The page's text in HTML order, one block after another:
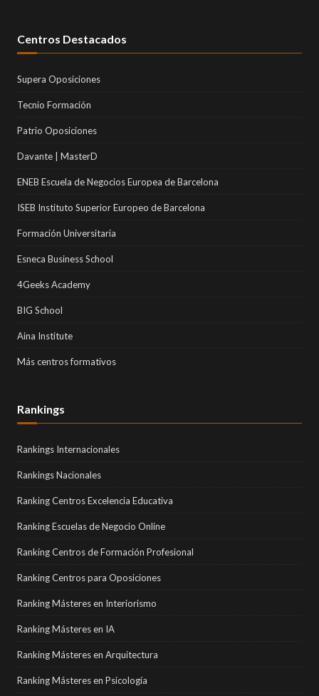
Centros Destacados
Supera Oposiciones
Tecnio Formación
Patrio Oposiciones
Davante | MasterD
ENEB Escuela de Negocios Europea de Barcelona
ISEB Instituto Superior Europeo de Barcelona
Formación Universitaria
Esneca Business School
4Geeks Academy
BIG School
Aina Institute
Más centros formativos
Rankings
Rankings Internacionales
Rankings Nacionales
Ranking Centros Excelencia Educativa
Ranking Escuelas de Negocio Online
Ranking Centros de Formación Profesional
Ranking Centros para Oposiciones
Ranking Másteres en Interiorismo
Ranking Másteres en IA
Ranking Másteres en Arquitectura
Ranking Másteres en Psicología